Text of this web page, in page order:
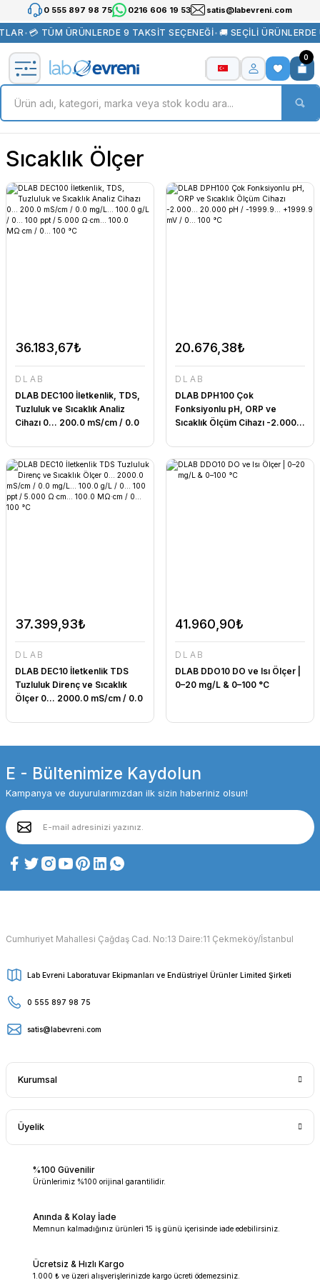
0 555 897 98 75 0216 606 19 53 satis@labevreni.com
•💳 TÜM ÜRÜNLERDE 9 TAKSİT SEÇENEĞİ•🚚 SEÇİLİ ÜRÜNLERDE
0
Sıcaklık Ölçer
36.183,67₺
DLAB
DLAB DEC100 İletkenlik, TDS,
Tuzluluk ve Sıcaklık Analiz
Cihazı 0... 200.0 mS/cm / 0.0
/ 5.000 Ω·cm... 100.0 MΩ·cm /
0... 100 °C
20.676,38₺
DLAB
DLAB DPH100 Çok
Fonksiyonlu pH, ORP ve
Sıcaklık Ölçüm Cihazı -2.000...
+1999.9 mV / 0... 100 °C
37.399,93₺
DLAB
DLAB DEC10 İletkenlik TDS
Tuzluluk Direnç ve Sıcaklık
Ölçer 0... 2000.0 mS/cm / 0.0
/ 5.000 Ω·cm... 100.0 MΩ·cm /
41.960,90₺
DLAB
DLAB DDO10 DO ve Isı Ölçer |
0–20 mg/L & 0–100 °C
E - Bültenimize Kaydolun
Kampanya ve duyurularımızdan ilk sizin haberiniz olsun!
Cumhuriyet Mahallesi Çağdaş Cad. No:13 Daire:11 Çekmeköy/İstanbul
Lab Evreni Laboratuvar Ekipmanları ve Endüstriyel Ürünler Limited Şirketi
0 555 897 98 75
satis@labevreni.com
Kurumsal
Üyelik
%100 Güvenilir
Ürünlerimiz %100 orijinal garantilidir.
Anında & Kolay İade
Memnun kalmadığınız ürünleri 15 iş günü içerisinde iade edebilirsiniz.
Ücretsiz & Hızlı Kargo
1.000 ₺ ve üzeri alışverişlerinizde kargo ücreti ödemezsiniz.